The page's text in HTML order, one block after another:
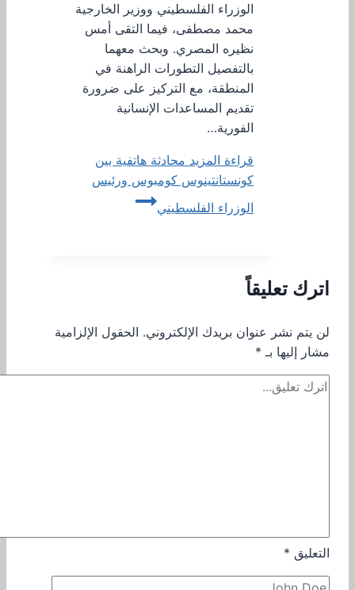
الوزراء الفلسطيني ووزير الخارجية
محمد مصطفى، فيما التقى أمس
نظيره المصري. وبحث معهما
بالتفصيل التطورات الراهنة في
المنطقة، مع التركيز على ضرورة
تقديم المساعدات الإنسانية
الفورية…
قراءة المزيد محادثة هاتفية بين
كونستانتينوس كومبوس ورئيس
الوزراء الفلسطيني
اترك تعليقاً
لن يتم نشر عنوان بريدك الإلكتروني. الحقول الإلزامية
مشار إليها بـ *
التعليق *